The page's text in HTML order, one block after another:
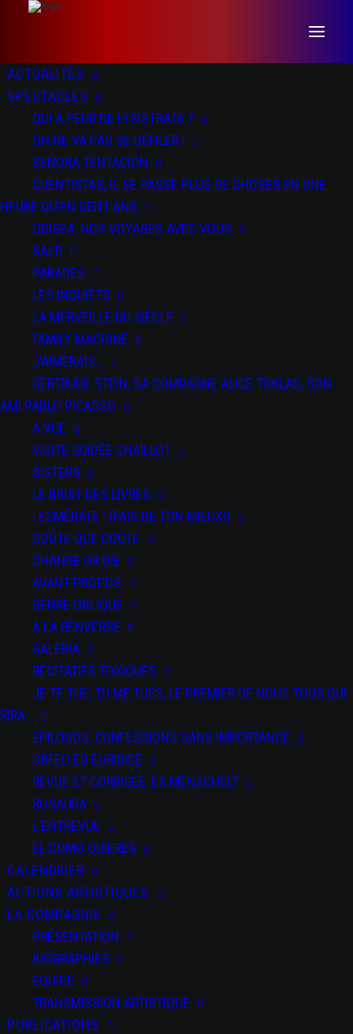
ACTUALITÉS
SPECTACLES
QUI A PEUR DE LYSISTRATA ?
ON NE VA PAS SE DÉFILER !
SEÑORA TENTACIÓN
CUENTISTAS, IL SE PASSE PLUS DE CHOSES EN UNE
HEURE QU’EN CENT ANS
ODISEA, NOS VOYAGES AVEC VOUS
SALTI
PARADES
LES INQUIETS
LA MERVEILLE DU SIÈCLE
FAMILY MACHINE
J’AIMERAIS…
GERTRUDE STEIN, SA COMPAGNE ALICE TOKLAS, SON
AMI PABLO PICASSO
A VUE
VISITE GUIDÉE CHAILLOT
SISTERS
LE BRUIT DES LIVRES
¡ ESMÉRATE ! (FAIS DE TON MIEUX!)
COÛTE QUE COÛTE
CHANGE OR DIE
AVANT-PROPOS
GENRE OBLIQUE
A LA RENVERSE
GALERIA
RÉCITATIFS TOXIQUES
JE TE TUE, TU ME TUES, LE PREMIER DE NOUS TOUS QUI
RIRA…
EPILOGOS, CONFESSIONS SANS IMPORTANCE
ORFEO ED EURIDICE
REVUE ET CORRIGÉE, ES MENSCHELT
ROSAURA
L’ENTREVUE
EL COMO QUIERES
CALENDRIER
ACTIONS ARTISTIQUES
LA COMPAGNIE
PRÉSENTATION
BIOGRAPHIES
EQUIPE
TRANSMISSION ARTISTIQUE
PUBLICATIONS
Parades
DATE
du 19 au 20
Sep 2020
All Day
Parades
PARTAGEZ CET
ÉVÉNEMENT
+ Ajouter à mon
Agenda Google